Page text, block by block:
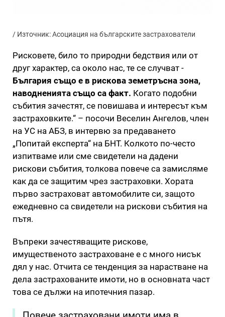
/ Източник: Асоциация на българските застрахователи
Рисковете, било то природни бедствия или от
друг характер, са около нас, те се случват -
България също е в рискова земетръсна зона,
наводненията също са факт. Когато подобни
събития зачестят, се повишава и интересът към
застраховките.“ – посочи Веселин Ангелов, член
на УС на АБЗ, в интервю за предаването
„Попитай експерта“ на БНТ. Колкото по-често
изпитваме или сме свидетели на дадени
рискови събития, толкова повече са замисляме
как да се защитим чрез застраховки. Хората
първо застраховат автомобилите си, защото
ежедневно са свидетели на рискови събития на
пътя.
Въпреки зачестяващите рискове,
имущественото застраховане е с много нисък
дял у нас. Отчита се тенденция за нарастване на
дела застрахованите имоти, но в основната част
това се дължи на ипотечния пазар.